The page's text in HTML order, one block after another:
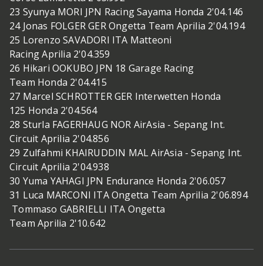
23 Syunya MORI JPN Racing Sayama Honda 2'04.146
24 Jonas FOLGER GER Ongetta Team Aprilia 2'04.194
25 Lorenzo SAVADORI ITA Matteoni
Racing Aprilia 2'04.359
26 Hikari OOKUBO JPN 18 Garage Racing
Team Honda 2'04.415
27 Marcel SCHROTTER GER Interwetten Honda
125 Honda 2'04.564
28 Sturla FAGERHAUG NOR AirAsia - Sepang Int.
Circuit Aprilia 2'04.856
29 Zulfahmi KHAIRUDDIN MAL AirAsia - Sepang Int.
Circuit Aprilia 2'04.938
30 Yuma YAHAGI JPN Endurance Honda 2'06.057
31 Luca MARCONI ITA Ongetta Team Aprilia 2'06.894
Tommaso GABRIELLI ITA Ongetta
Team Aprilia 2'10.642